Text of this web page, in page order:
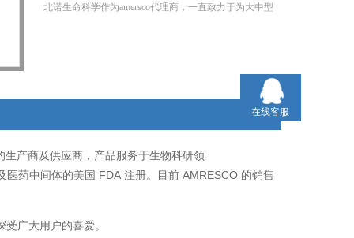
北诺生命科学作为amersco代理商，一直致力于为大中型
生产商及供应商，产品服务于生物科研领
医药中间体的美国 FDA 注册。目前 AMRESCO 的销售
广大用户的喜爱。
在线客服